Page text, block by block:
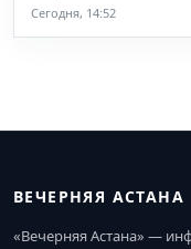
Сегодня, 14:52
ВЕЧЕРНЯЯ АСТАНА
«Вечерняя Астана» —